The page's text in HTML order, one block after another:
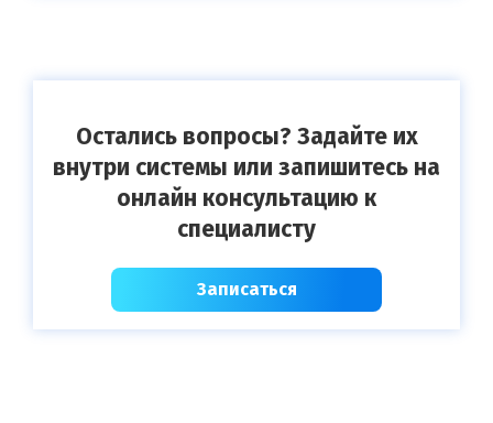
Остались вопросы? Задайте их
внутри системы или запишитесь на
онлайн консультацию к
специалисту
Записаться